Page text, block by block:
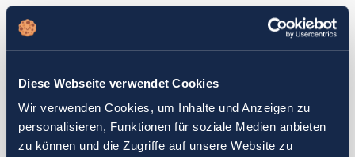
Diese Webseite verwendet Cookies
Wir verwenden Cookies, um Inhalte und Anzeigen zu
personalisieren, Funktionen für soziale Medien anbieten
zu können und die Zugriffe auf unsere Website zu